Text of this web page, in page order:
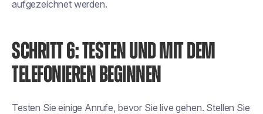
aufgezeichnet werden.
SCHRITT 6: TESTEN UND MIT DEM
TELEFONIEREN BEGINNEN
Testen Sie einige Anrufe, bevor Sie live gehen. Stellen Sie